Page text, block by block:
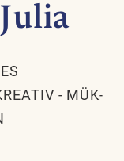
- MÜK-